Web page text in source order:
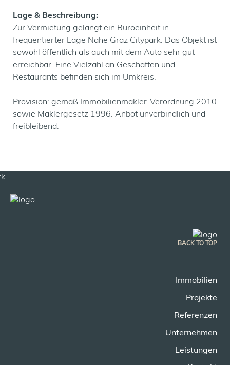
Lage & Beschreibung:
Zur Vermietung gelangt ein Büroeinheit in
frequentierter Lage Nähe Graz Citypark. Das Objekt ist
sowohl öffentlich als auch mit dem Auto sehr gut
erreichbar. Eine Vielzahl an Geschäften und
Restaurants befinden sich im Umkreis.
Provision: gemäß Immobilienmakler-Verordnung 2010
sowie Maklergesetz 1996. Anbot unverbindlich und
freibleibend.
BACK TO TOP
Immobilien
Projekte
Referenzen
Unternehmen
Leistungen